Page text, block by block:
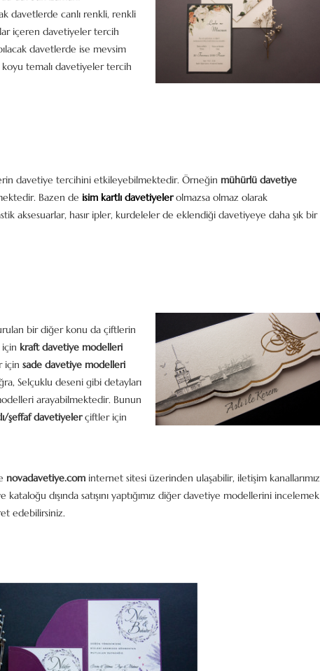
davetlerde canlı renkli, renkli
içeren davetiyeler tercih
davetlerde ise mevsim
temalı davetiyeler tercih
davetiye tercihini etkileyebilmektedir. Örneğin mühürlü davetiye
Bazen de isim kartlı davetiyeler olmazsa olmaz olarak
aksesuarlar, hasır ipler, kurdeleler de eklendiği davetiyeye daha şık bir
bir diğer konu da çiftlerin
için kraft davetiye modelleri
için sade davetiye modelleri
Selçuklu deseni gibi detayları
arayabilmektedir. Bunun
şeffaf davetiyelerçiftler için
novadavetiye.com internet sitesi üzerinden ulaşabilir, iletişim kanallarımız
kataloğu dışında satışını yaptığımız diğer davetiye modellerini incelemek
edebilirsiniz.